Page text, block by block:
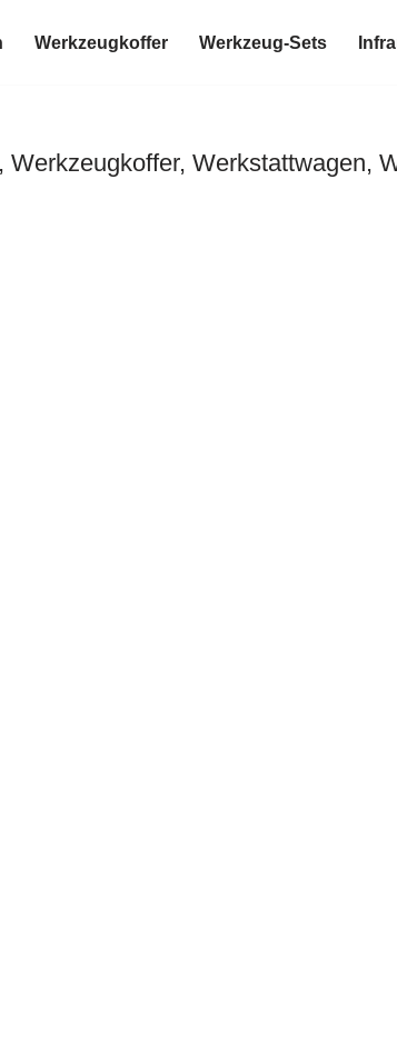
Werkzeugkoffer Werkzeug-Sets
Werkstattwagen,